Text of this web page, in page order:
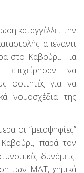
καταγγέλλει την
απέναντι
στο Καβούρι. Για
να
φοιτητές για να
νομοσχέδια της
οι “μειοψηφίες”
παρά τον
δυνάμεις.
των ΜΑΤ, χημικά